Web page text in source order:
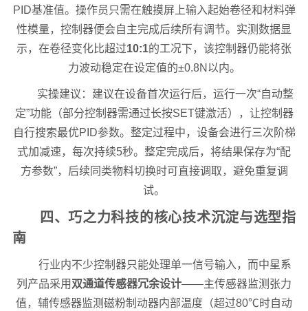
PID基准值。操作员只需在触摸屏上输入起始卷径和材料弹
性模量，控制器便会自主完成后续所有调节。实测数据显
示，在卷径变化比超过10:1的工况下，该控制器仍能将张
力波动稳定在设定值的±0.8N以内。
实操建议：建议在设备首次运行后，运行一次“自动整
定”功能（部分控制器需通过长按SET键激活），让控制器
自行搜索最优PID参数。整定过程中，设备会进行三次阶梯
式加减速，每次持续5秒。整定完成后，将结果保存为“配
方参数”，后续同类物料切换时可直接调取，避免重复调
试。
四、巧之力科技的核心技术沉淀与选型指
南
行业内不少控制器只能处理单一信号输入，而中星系
列产品采用 双通道传感器冗余设计——主传感器监测张力
值，辅传感器监测磁粉制动器内部温度（超过80℃时自动